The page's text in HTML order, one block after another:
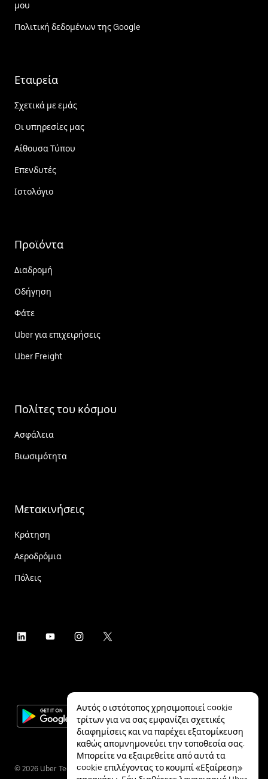
μου
Πολιτική δεδομένων της Google
Εταιρεία
Σχετικά με εμάς
Οι υπηρεσίες μας
Αίθουσα Τύπου
Επενδυτές
Ιστολόγιο
Προϊόντα
Διαδρομή
Οδήγηση
Φάτε
Uber για επιχειρήσεις
Uber Freight
Πολίτες του κόσμου
Ασφάλεια
Βιωσιμότητα
Μετακινήσεις
Κράτηση
Αεροδρόμια
Πόλεις
© 2026 Uber Technologies Inc.
Αυτός ο ιστότοπος χρησιμοποιεί cookie
τρίτων για να σας εμφανίζει σχετικές
διαφημίσεις και να παρέχει εξατομίκευση
καθώς απομνημονεύει την τοποθεσία σας.
Μπορείτε να εξαιρεθείτε από αυτά τα
cookie επιλέγοντας το κουμπί «Εξαίρεση»